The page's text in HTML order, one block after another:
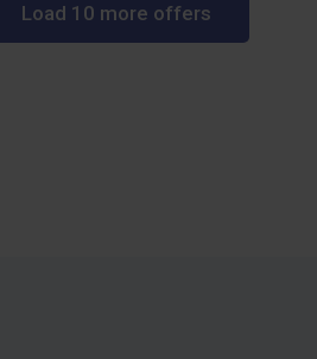
Load 10 more offers